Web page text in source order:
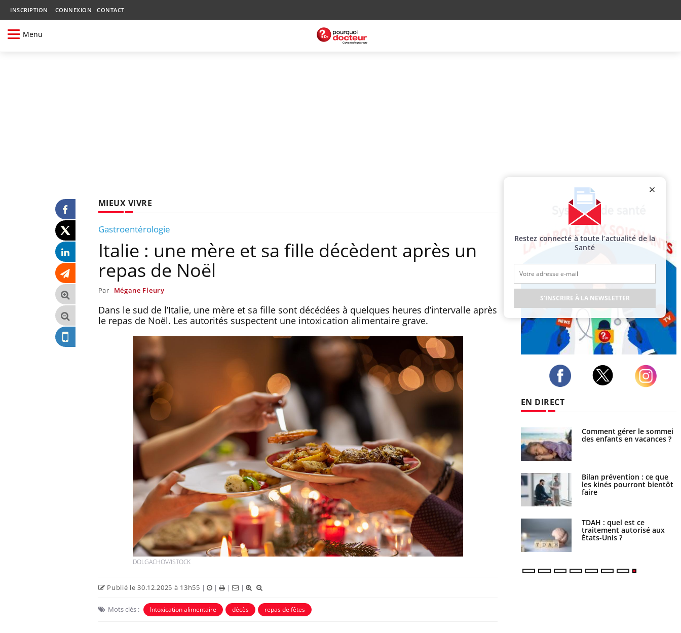
INSCRIPTION CONNEXION CONTACT
Menu
MIEUX VIVRE
Gastroentérologie
Italie : une mère et sa fille décèdent après un
repas de Noël
Par Mégane Fleury
Dans le sud de l’Italie, une mère et sa fille sont décédées à quelques heures d’intervalle après
le repas de Noël. Les autorités suspectent une intoxication alimentaire grave.
DOLGACHOV/ISTOCK
Publié le 30.12.2025 à 13h55 | | | |
Mots clés : Intoxication alimentaire décès repas de fêtes
EN DIRECT
Fortes chaleurs : pourquoi
le risque de noyade
grimpe-t-il ?
Le Viagra pourrait-il freiner
la propagation du cancer ?
Pourquoi manger moins de
protéines pourrait
finalement être bénéfique
Grossesse et chaleur : ce
que dit la science
Le smartphone nuit-il à
l'apprentissage de la
lecture ?
Mordue par une tique en
vacances, elle reste dans le
coma pendant 42 jours
Mordue par un barracuda,
une petite fille secourue
grâce à un réflexe essentiel
Légionellose en Suisse :
quelle est l’origine de la
contamination ?
Allergies alimentaires : une
nouvelle arme contre les
réactions sévères
Comment gérer le sommeil
des enfants en vacances ?
Bilan prévention : ce que
les kinés pourront bientôt
faire
TDAH : quel est ce
traitement autorisé aux
États-Unis ?
Restez connecté à toute l’actualité de la
Santé
S'INSCRIRE À LA NEWSLETTER